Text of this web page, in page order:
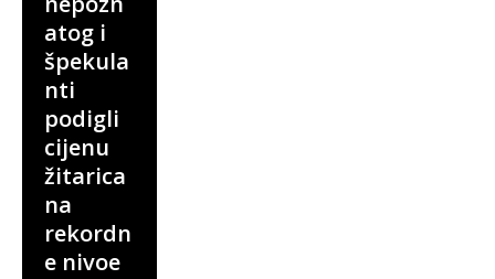
atog i
špekula
nti
podigli
cijenu
žitarica
na
rekordn
e nivoe